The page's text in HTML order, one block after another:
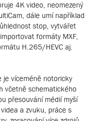
4K video, neomezený
dále umí například
stop, vytvářet
formáty MXF,
H.265/HEVC aj.
je víceméně notoricky
včetně schematického
přesouvání médií myší
a zvuku, práce s